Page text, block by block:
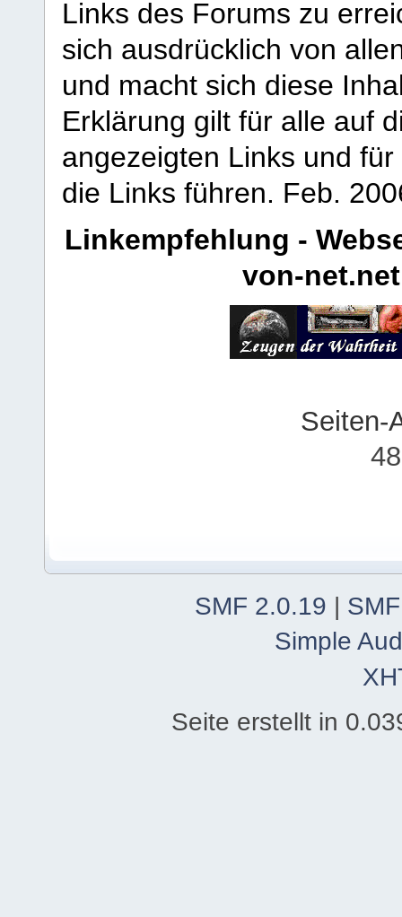
Links des Forums zu
sich ausdrücklich von
und macht sich diese
Erklärung gilt für alle auf
angezeigten Links und
die Links führen. Feb.
Linkempfehlung -
von-net.net
Seiten-
SMF 2.0.19 |
Simple
Seite erstellt in